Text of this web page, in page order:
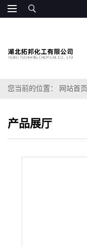
您当前的位置： 网站首页
产品展厅